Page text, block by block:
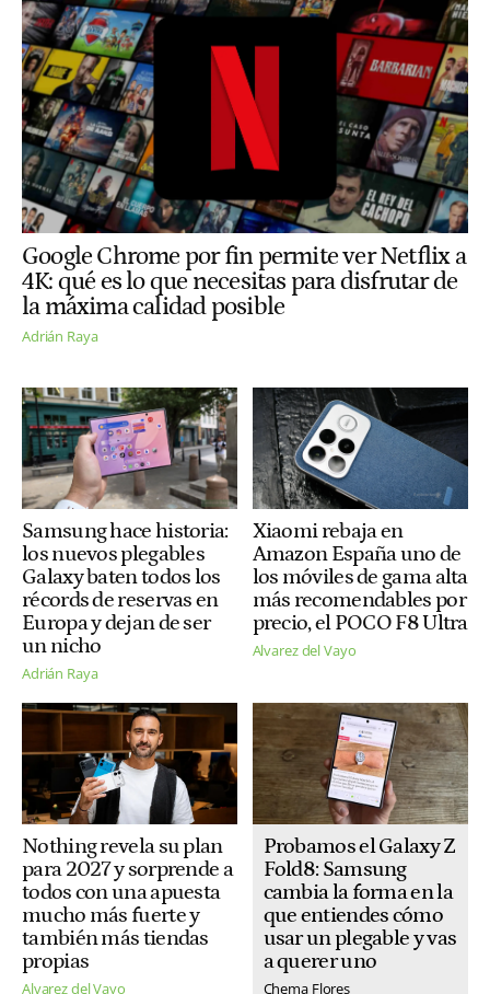
Google Chrome por fin permite ver Netflix a
4K: qué es lo que necesitas para disfrutar de
la máxima calidad posible
Adrián Raya
Samsung hace historia:
los nuevos plegables
Galaxy baten todos los
récords de reservas en
Europa y dejan de ser
un nicho
Adrián Raya
Xiaomi rebaja en
Amazon España uno de
los móviles de gama alta
más recomendables por
precio, el POCO F8 Ultra
Alvarez del Vayo
Nothing revela su plan
para 2027 y sorprende a
todos con una apuesta
mucho más fuerte y
también más tiendas
propias
Alvarez del Vayo
Probamos el Galaxy Z
Fold8: Samsung
cambia la forma en la
que entiendes cómo
usar un plegable y vas
a querer uno
Chema Flores